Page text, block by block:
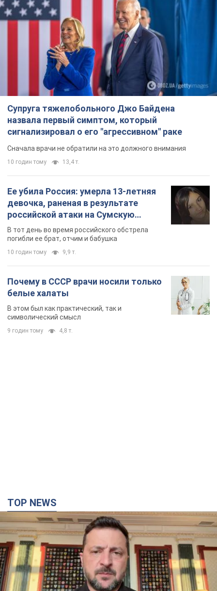
Супруга тяжелобольного Джо Байдена
назвала первый симптом, который
сигнализировал о его "агрессивном" раке
Сначала врачи не обратили на это должного внимания
10 годин тому 13,4 т.
Ее убила Россия: умерла 13-летняя
девочка, раненая в результате
российской атаки на Сумскую
область. Фото
В тот день во время российского обстрела
погибли ее брат, отчим и бабушка
10 годин тому 9,9 т.
Почему в СССР врачи носили только
белые халаты
В этом был как практический, так и
символический смысл
9 годин тому 4,8 т.
TOP NEWS